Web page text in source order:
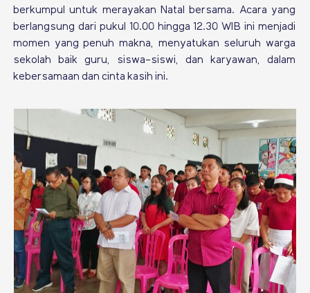
berkumpul untuk merayakan Natal bersama. Acara yang
berlangsung dari pukul 10.00 hingga 12.30 WIB ini menjadi
momen yang penuh makna, menyatukan seluruh warga
sekolah baik guru, siswa-siswi, dan karyawan, dalam
kebersamaan dan cinta kasih ini.